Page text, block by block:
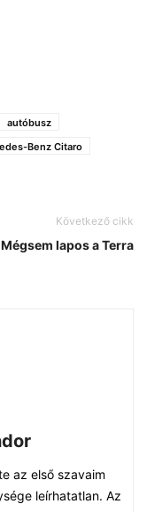
autóbusz
Benz Citaro
Következő cikk
Mégsem lapos a Terra
az első szavaim
leírhatatlan. Az